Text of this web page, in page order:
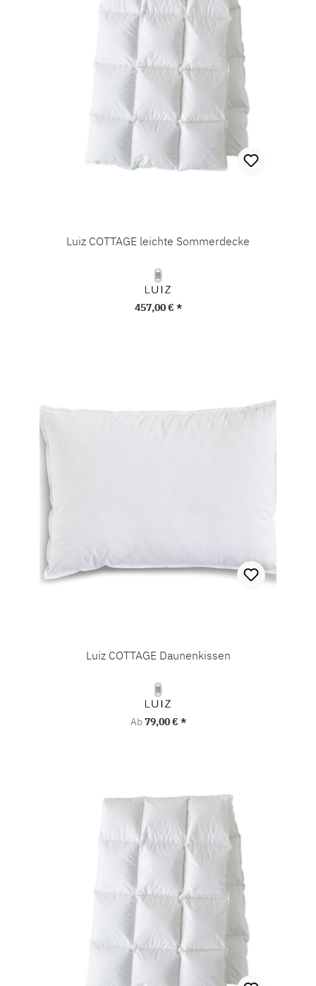
Luiz COTTAGE leichte Sommerdecke
Regulärer Preis:
457,00 € *
Luiz COTTAGE Daunenkissen
Regulärer Preis:
Ab79,00 € *